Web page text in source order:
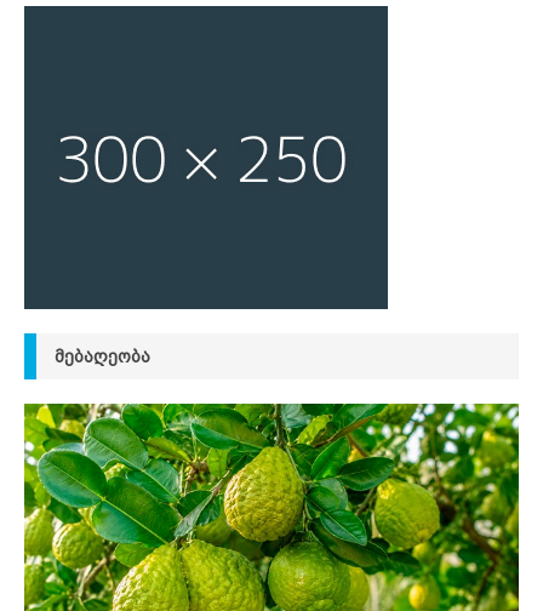
ᲛᲔᲑᲐᲦᲔᲝᲑᲐ